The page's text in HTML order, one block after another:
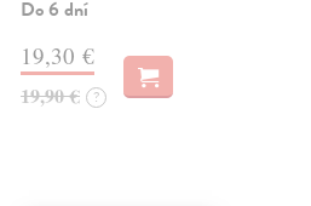
Do 6 dní
19,30 €
19,90 € ?